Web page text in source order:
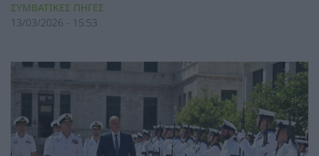
ΣΥΜΒΑΤΙΚΕΣ ΠΗΓΕΣ
13/03/2026 - 15:53